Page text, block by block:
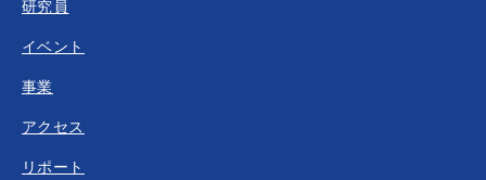
研究員
イベント
事業
アクセス
リポート